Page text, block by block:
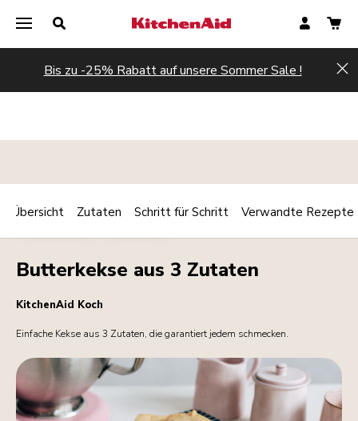
Bis zu -25% Rabatt auf unsere Sommer Sale !
BACKWAREN DESSERTS Print
Share
Butterkekse aus 3 Zutaten
KitchenAid Koch
Einfache Kekse aus 3 Zutaten, die garantiert jedem schmecken.
Übersicht Zutaten Schritt für Schritt Verwandte Rezepte